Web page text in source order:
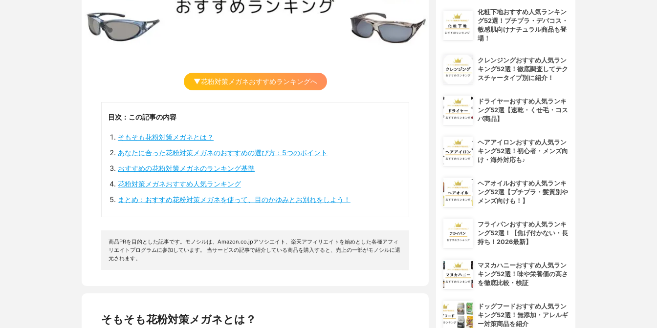
▼花粉対策メガネおすすめランキングへ
目次：この記事の内容
そもそも花粉対策メガネとは？
あなたに合った花粉対策メガネのおすすめの選び方：5つのポイント
おすすめの花粉対策メガネのランキング基準
花粉対策メガネおすすめ人気ランキング
まとめ：おすすめ花粉対策メガネを使って、目のかゆみとお別れをしよう！
商品PRを目的とした記事です。モノシルは、Amazon.co.jpアソシエイト、楽天アフィリエイトを始めとした各種アフィ
リエイトプログラムに参加しています。 当サービスの記事で紹介している商品を購入すると、売上の一部がモノシルに還
元されます。
そもそも花粉対策メガネとは？
化粧下地おすすめ人気ランキン
グ52選！プチプラ・デパコス・
敏感肌向けナチュラル商品も登
場！
クレンジングおすすめ人気ラン
キング52選！徹底調査してテク
スチャータイプ別に紹介！
ドライヤーおすすめ人気ランキ
ング52選【速乾・くせ毛・コス
パ商品】
ヘアアイロンおすすめ人気ラン
キング52選！初心者・メンズ向
け・海外対応も♪
ヘアオイルおすすめ人気ランキ
ング52選【プチプラ・髪質別や
メンズ向けも！】
フライパンおすすめ人気ランキ
ング52選！【焦げ付かない・長
持ち！2026最新】
マヌカハニーおすすめ人気ラン
キング52選！味や栄養価の高さ
を徹底比較・検証
ドッグフードおすすめ人気ラン
キング52選！無添加・アレルギ
ー対策商品を紹介